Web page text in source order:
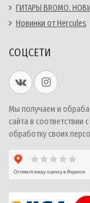
ГИТАРЫ BROMO.
Новинки от Hercules
СОЦСЕТИ
Мы получаем и
сайта в соответствии с
обработку своих